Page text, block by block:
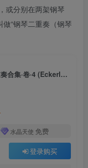
或分别在两架钢琴
做“钢琴二重奏（钢琴
Eckerle Piano Duo – 舒曼: 钢琴二重奏合集·卷·4 (Eckerle Piano Duo) 交响曲二号
水晶天使 免费
登录购买